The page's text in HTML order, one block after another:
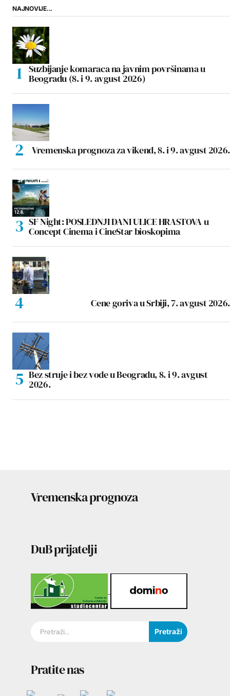
NAJNOVIJE...
Suzbijanje komaraca na javnim površinama u
Beogradu (8. i 9. avgust 2026)
Vremenska prognoza za vikend, 8. i 9. avgust 2026.
SF Night: POSLEDNJI DANI ULICE HRASTOVA u
Concept Cinema i CineStar bioskopima
Cene goriva u Srbiji, 7. avgust 2026.
Bez struje i bez vode u Beogradu, 8. i 9. avgust
2026.
Vremenska prognoza
DuB prijatelji
Pretraži
Pratite nas